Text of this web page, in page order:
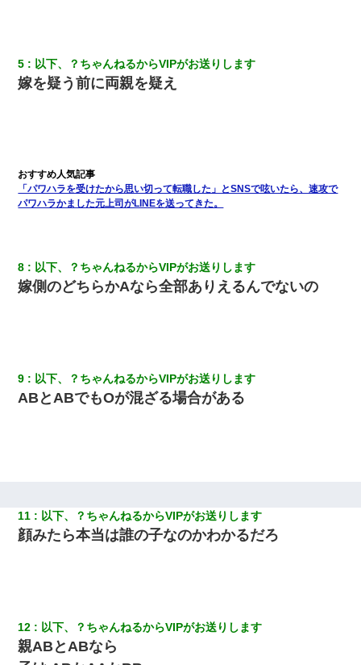
【画像】女上司(30)「終電なくなったね…部屋くる？」ワイ「行
きます！」
彼女(美人女医)にネックレスをプレゼント。「こんな安物を渡すく
らいなら、渡さないほうがマシだからね」→ ６０万したと話した
義兄嫁が義実家で「コロナ陽性だったからこのまま療養させて下
さい」と言い出してド修羅場になった
【悲報】嫁がワイのこと嫌いっぽいから単身赴任した結果
と電気を消すとミシッって音が…彼「ちょっと待ってて」→勢い
よくドアを開けるとなんと…
5 以下、？ちゃんねるからVIPがお送りします
嫁を疑う前に両親を疑え
「パワハラを受けたから思い切って転職した」とSNSで呟いたら、速攻で
パワハラかました元上司がLINEを送ってきた。
8 以下、？ちゃんねるからVIPがお送りします
嫁側のどちらかAなら全部ありえるんでないの
9 以下、？ちゃんねるからVIPがお送りします
ABとABでもOが混ざる場合がある
11 以下、？ちゃんねるからVIPがお送りします
顔みたら本当は誰の子なのかわかるだろ
12 以下、？ちゃんねるからVIPがお送りします
親ABとABなら